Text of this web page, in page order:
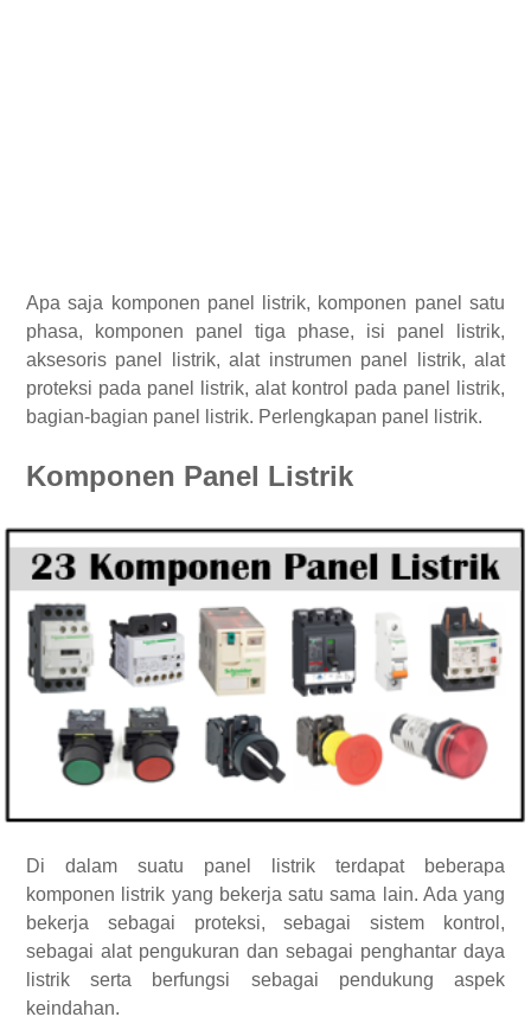
Apa saja komponen panel listrik, komponen panel satu
phasa, komponen panel tiga phase, isi panel listrik,
aksesoris panel listrik, alat instrumen panel listrik, alat
proteksi pada panel listrik, alat kontrol pada panel listrik,
bagian-bagian panel listrik. Perlengkapan panel listrik.
Komponen Panel Listrik
Di dalam suatu panel listrik terdapat beberapa
komponen listrik yang bekerja satu sama lain. Ada yang
bekerja sebagai proteksi, sebagai sistem kontrol,
sebagai alat pengukuran dan sebagai penghantar daya
listrik serta berfungsi sebagai pendukung aspek
keindahan.